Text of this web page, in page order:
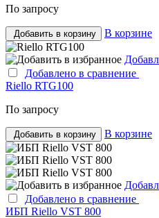
По запросу
Добавить в корзину В корзине
Добавлено в сравнение
Riello RTG100
По запросу
Добавить в корзину В корзине
Добавлено в сравнение
ИБП Riello VST 800